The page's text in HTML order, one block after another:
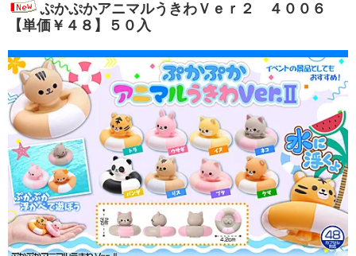
ぷかぷかアニマルうきわＶｅｒ２ ４００６
【単価￥４８】５０入